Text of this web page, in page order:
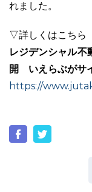
ホームページ制作に
れました。
▽詳しくはこちら
レジデンシャル不
開 いえらぶがサ
https://